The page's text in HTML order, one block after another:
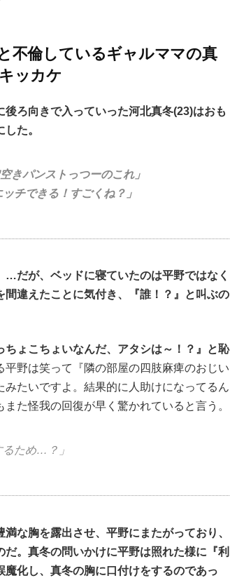
不倫しているギャルママの真
ッカケ
ろ向きで入っていった河北真冬(23)はおも
た。
きパンストっつーのこれ」
チできる！すごくね？」
だが、ベッドに寝ていたのは平野ではなく
違えたことに気付き、『誰！？』と叫ぶの
ょこちょいなんだ、アタシは～！？』と恥
平野は笑って『隣の部屋の四肢麻痺のおじい
たいですよ。結果的に人助けになってるん
た怪我の回復が早く驚かれていると言う。
ため…？」
な胸を露出させ、平野にまたがっており、
。真冬の問いかけに平野は照れた様に『利
化し、真冬の胸に口付けをするのであっ